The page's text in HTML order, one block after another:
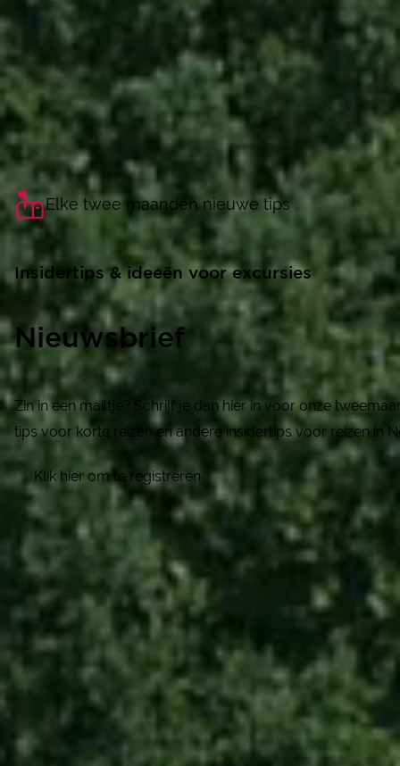
Elke twee maanden nieuwe tips
Insidertips & ideeën voor excursies
Nieuwsbrief
Zin in een mailtje? Schrijf je dan hier in voor onze
tips voor korte reizen en andere insidertips voor reizen in
Klik hier om te registreren